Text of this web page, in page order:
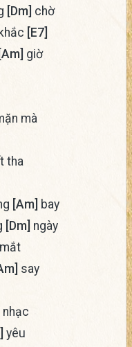
[Dm] chờ
khắc
[E7]
[Am] giờ
mà
tha
[Am] bay
[Dm] ngày
mắt
say
nhạc
yêu